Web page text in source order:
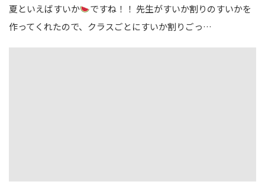
夏といえばすいか
ですね！！ 先生がすいか割りのすいかを
作ってくれたので、クラスごとにすいか割りごっ…